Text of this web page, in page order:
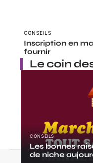
CONSEILS
Inscription en
fournir
Le coin
CONSEILS
Les bonnes
de niche